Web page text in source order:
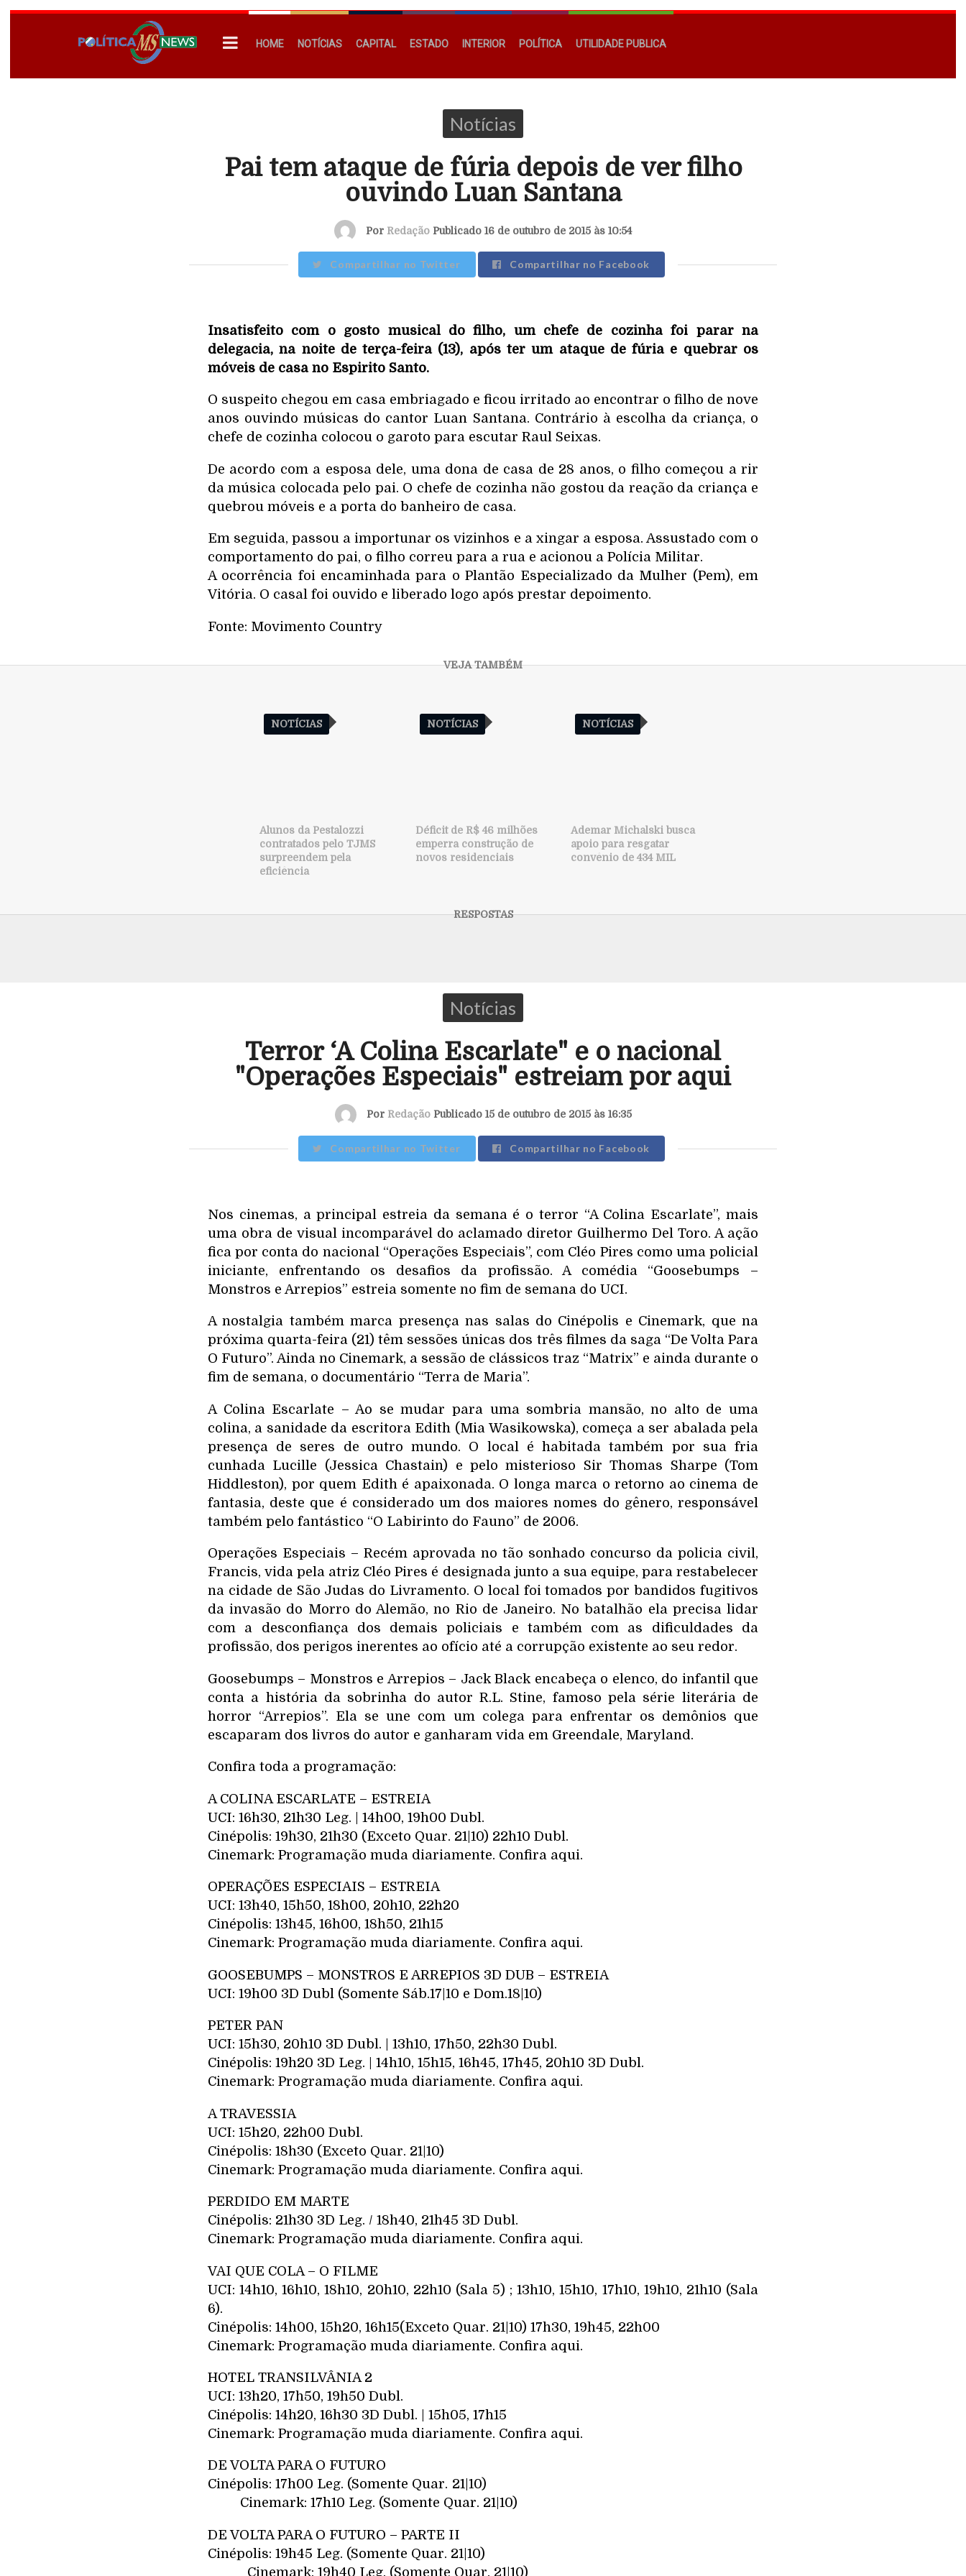
HOME NOTÍCIAS CAPITAL ESTADO INTERIOR POLÍTICA UTILIDADE PUBLICA
Notícias
Pai tem ataque de fúria depois de ver filho
ouvindo Luan Santana
Por Redação Publicado 16 de outubro de 2015 às 10:54
Compartilhar no Twitter Compartilhar no Facebook
Insatisfeito com o gosto musical do filho, um chefe de cozinha foi parar na
delegacia, na noite de terça-feira (13), após ter um ataque de fúria e quebrar os
móveis de casa no Espirito Santo.
O suspeito chegou em casa embriagado e ficou irritado ao encontrar o filho de nove
anos ouvindo músicas do cantor Luan Santana. Contrário à escolha da criança, o
chefe de cozinha colocou o garoto para escutar Raul Seixas.
De acordo com a esposa dele, uma dona de casa de 28 anos, o filho começou a rir
da música colocada pelo pai. O chefe de cozinha não gostou da reação da criança e
quebrou móveis e a porta do banheiro de casa.
Em seguida, passou a importunar os vizinhos e a xingar a esposa. Assustado com o
comportamento do pai, o filho correu para a rua e acionou a Polícia Militar.
A ocorrência foi encaminhada para o Plantão Especializado da Mulher (Pem), em
Vitória. O casal foi ouvido e liberado logo após prestar depoimento.
Fonte: Movimento Country
NOTÍCIAS
Alunos da Pestalozzi
contratados pelo TJMS
surpreendem pela
eficiência
NOTÍCIAS
Déficit de R$ 46 milhões
emperra construção de
novos residenciais
NOTÍCIAS
Ademar Michalski busca
apoio para resgatar
convênio de 434 MIL
Notícias
Terror ‘A Colina Escarlate" e o nacional
"Operações Especiais" estreiam por aqui
Por RedaçãoPublicado 15 de outubro de 2015 às 16:35
Compartilhar no Twitter Compartilhar no Facebook
Nos cinemas, a principal estreia da semana é o terror “A Colina Escarlate”, mais
uma obra de visual incomparável do aclamado diretor Guilhermo Del Toro. A ação
fica por conta do nacional “Operações Especiais”, com Cléo Pires como uma policial
iniciante, enfrentando os desafios da profissão. A comédia “Goosebumps –
Monstros e Arrepios” estreia somente no fim de semana do UCI.
A nostalgia também marca presença nas salas do Cinépolis e Cinemark, que na
próxima quarta-feira (21) têm sessões únicas dos três filmes da saga “De Volta Para
O Futuro”. Ainda no Cinemark, a sessão de clássicos traz “Matrix” e ainda durante o
fim de semana, o documentário “Terra de Maria”.
A Colina Escarlate – Ao se mudar para uma sombria mansão, no alto de uma
colina, a sanidade da escritora Edith (Mia Wasikowska), começa a ser abalada pela
presença de seres de outro mundo. O local é habitada também por sua fria
cunhada Lucille (Jessica Chastain) e pelo misterioso Sir Thomas Sharpe (Tom
Hiddleston), por quem Edith é apaixonada. O longa marca o retorno ao cinema de
fantasia, deste que é considerado um dos maiores nomes do gênero, responsável
também pelo fantástico “O Labirinto do Fauno” de 2006.
Operações Especiais – Recém aprovada no tão sonhado concurso da policia civil,
Francis, vida pela atriz Cléo Pires é designada junto a sua equipe, para restabelecer
na cidade de São Judas do Livramento. O local foi tomados por bandidos fugitivos
da invasão do Morro do Alemão, no Rio de Janeiro. No batalhão ela precisa lidar
com a desconfiança dos demais policiais e também com as dificuldades da
profissão, dos perigos inerentes ao ofício até a corrupção existente ao seu redor.
Goosebumps – Monstros e Arrepios – Jack Black encabeça o elenco, do infantil que
conta a história da sobrinha do autor R.L. Stine, famoso pela série literária de
horror “Arrepios”. Ela se une com um colega para enfrentar os demônios que
escaparam dos livros do autor e ganharam vida em Greendale, Maryland.
Confira toda a programação:
A COLINA ESCARLATE – ESTREIA
UCI: 16h30, 21h30 Leg. | 14h00, 19h00 Dubl.
Cinépolis: 19h30, 21h30 (Exceto Quar. 21|10) 22h10 Dubl.
Cinemark: Programação muda diariamente. Confira aqui.
OPERAÇÕES ESPECIAIS – ESTREIA
UCI: 13h40, 15h50, 18h00, 20h10, 22h20
Cinépolis: 13h45, 16h00, 18h50, 21h15
Cinemark: Programação muda diariamente. Confira aqui.
GOOSEBUMPS – MONSTROS E ARREPIOS 3D DUB – ESTREIA
UCI: 19h00 3D Dubl (Somente Sáb.17|10 e Dom.18|10)
PETER PAN
UCI: 15h30, 20h10 3D Dubl. | 13h10, 17h50, 22h30 Dubl.
Cinépolis: 19h20 3D Leg. | 14h10, 15h15, 16h45, 17h45, 20h10 3D Dubl.
Cinemark: Programação muda diariamente. Confira aqui.
A TRAVESSIA
UCI: 15h20, 22h00 Dubl.
Cinépolis: 18h30 (Exceto Quar. 21|10)
Cinemark: Programação muda diariamente. Confira aqui.
PERDIDO EM MARTE
Cinépolis: 21h30 3D Leg. / 18h40, 21h45 3D Dubl.
Cinemark: Programação muda diariamente. Confira aqui.
VAI QUE COLA – O FILME
UCI: 14h10, 16h10, 18h10, 20h10, 22h10 (Sala 5) ; 13h10, 15h10, 17h10, 19h10, 21h10 (Sala
6).
Cinépolis: 14h00, 15h20, 16h15(Exceto Quar. 21|10) 17h30, 19h45, 22h00
Cinemark: Programação muda diariamente. Confira aqui.
HOTEL TRANSILVÂNIA 2
UCI: 13h20, 17h50, 19h50 Dubl.
Cinépolis: 14h20, 16h30 3D Dubl. | 15h05, 17h15
Cinemark: Programação muda diariamente. Confira aqui.
DE VOLTA PARA O FUTURO
Cinépolis: 17h00 Leg. (Somente Quar. 21|10)
Cinemark: 17h10 Leg. (Somente Quar. 21|10)
DE VOLTA PARA O FUTURO – PARTE II
Cinépolis: 19h45 Leg. (Somente Quar. 21|10)
Cinemark: 19h40 Leg. (Somente Quar. 21|10)